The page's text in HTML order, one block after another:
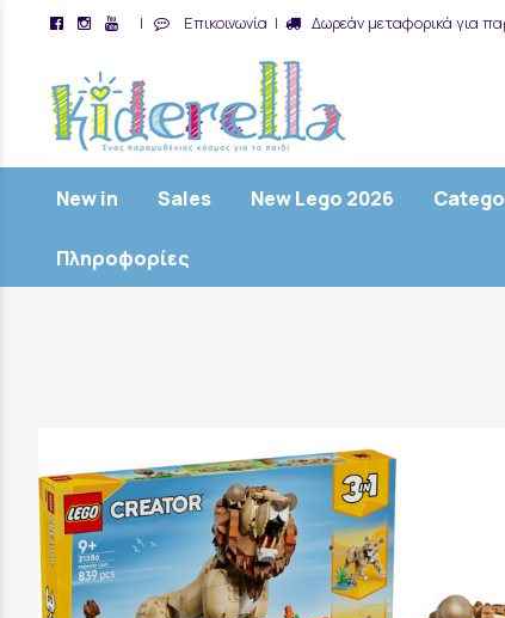
| Επικοινωνία | Δωρεάν μεταφορικά για
New in Sales New Lego 2026
Πληροφορίες